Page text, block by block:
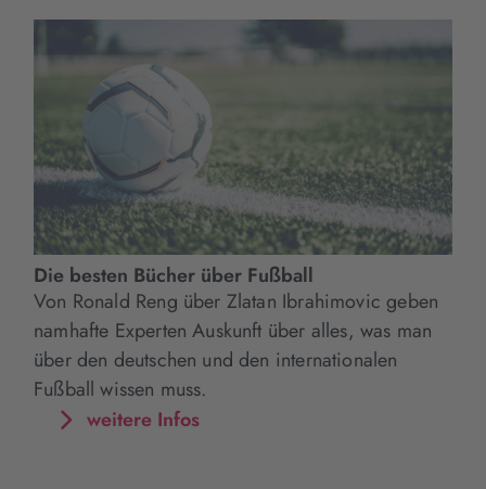
Die besten Bücher über Fußball
Von Ronald Reng über Zlatan Ibrahimovic geben
namhafte Experten Auskunft über alles, was man
über den deutschen und den internationalen
Fußball wissen muss.
weitere Infos